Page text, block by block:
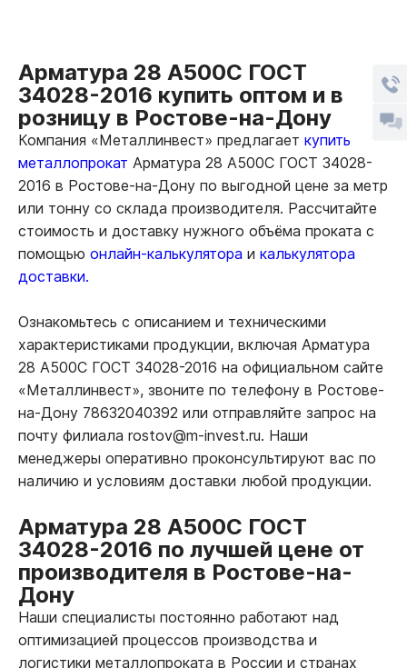
Арматура 28 А500С ГОСТ
34028-2016 купить оптом и в
розницу в Ростове-на-Дону
Компания «Металлинвест» предлагает купить
металлопрокат Арматура 28 А500С ГОСТ 34028-
2016 в Ростове-на-Дону по выгодной цене за метр
или тонну со склада производителя. Рассчитайте
стоимость и доставку нужного объёма проката с
помощью онлайн-калькулятора и калькулятора
доставки.
Ознакомьтесь с описанием и техническими
характеристиками продукции, включая Арматура
28 А500С ГОСТ 34028-2016 на официальном сайте
«Металлинвест», звоните по телефону в Ростове-
на-Дону 78632040392 или отправляйте запрос на
почту филиала rostov@m-invest.ru. Наши
менеджеры оперативно проконсультируют вас по
наличию и условиям доставки любой продукции.
Арматура 28 А500С ГОСТ
34028-2016 по лучшей цене от
производителя в Ростове-на-
Дону
Наши специалисты постоянно работают над
оптимизацией процессов производства и
логистики металлопроката в России и странах